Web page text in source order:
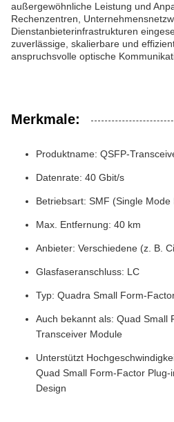
außergewöhnliche Leistung und
Rechenzentren,
Dienstanbieterinfrastrukturen
zuverlässige, skalierbare und
anspruchsvolle optische
Merkmale:
Produktname: QSFP-
Datenrate: 40 Gbit/s
Betriebsart: SMF (Single Mode
Max. Entfernung: 40 km
Anbieter: Verschiedene (z. B.
Glasfaseranschluss: LC
Typ: Quadra Small Form-
Auch bekannt als: Quad Small
Transceiver Module
Unterstützt
Quad Small Form-Factor
Design